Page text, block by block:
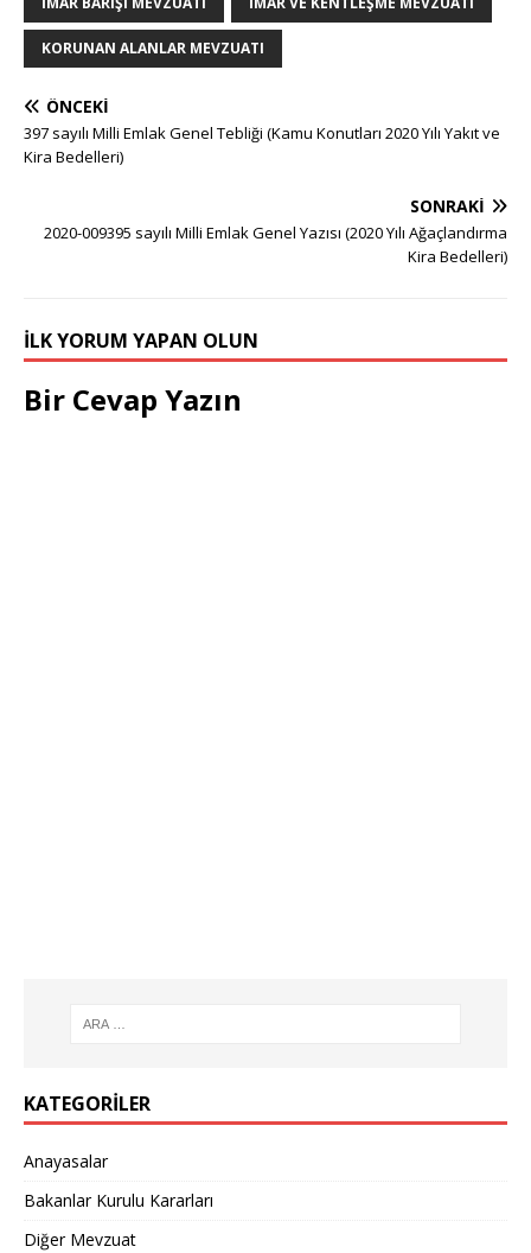
KORUNAN ALANLAR MEVZUATI
ÖNCEKI
397 sayılı Milli Emlak Genel Tebliği (Kamu Konutları 2020 Yılı Yakıt ve
Kira Bedelleri)
SONRAKI
2020-009395 sayılı Milli Emlak Genel Yazısı (2020 Yılı Ağaçlandırma
Kira Bedelleri)
İLK YORUM YAPAN OLUN
Bir Cevap Yazın
KATEGORILER
Anayasalar
Bakanlar Kurulu Kararları
Diğer Mevzuat